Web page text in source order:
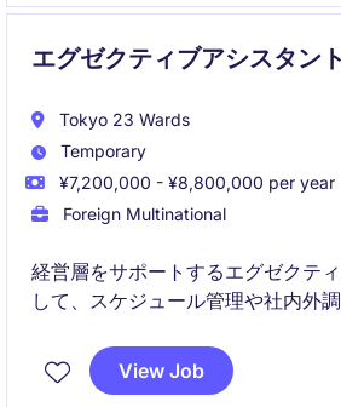
エグゼクティブアシスタン
Tokyo 23 Wards
Temporary
¥7,200,000 - ¥8,800,000 per year
Foreign Multinational
経営層をサポートするエグゼクテ
して、スケジュール管理や社内外
スピード感のある国際的な環境に
View Job